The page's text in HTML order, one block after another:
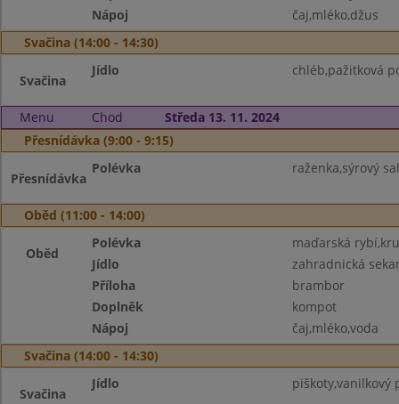
Nápoj
čaj,mléko,džus
Svačina (14:00 - 14:30)
Svačina
Jídlo chléb,pažitková
Menu Chod
Středa 13. 11. 2024
Přesnídávka (9:00 - 9:15)
Přesnídávka
Polévka raženka,sýrový
Oběd (11:00 - 14:00)
Oběd
Polévka
maďarská
Jídlo
zahradnická
Příloha
brambor
Doplněk
kompot
Nápoj
čaj,mléko,voda
Svačina (14:00 - 14:30)
Svačina
Jídlo piškoty,vanilkový